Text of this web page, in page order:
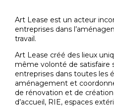
Art Lease est un acteur
entreprises dans
travail.
Art Lease créé des lieux
même volonté de satisfaire
entreprises dans toutes les
aménagement et
de rénovation et de
d’accueil, RIE, espaces